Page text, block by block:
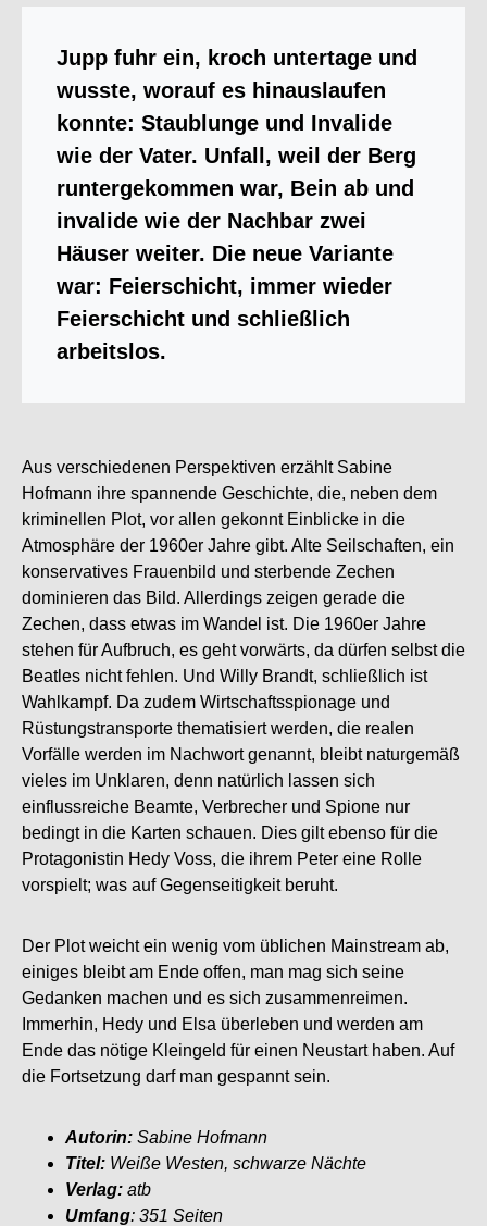
Jupp fuhr ein, kroch untertage und
wusste, worauf es hinauslaufen
konnte: Staublunge und Invalide
wie der Vater. Unfall, weil der Berg
runtergekommen war, Bein ab und
invalide wie der Nachbar zwei
Häuser weiter. Die neue Variante
war: Feierschicht, immer wieder
Feierschicht und schließlich
arbeitslos.
Aus verschiedenen Perspektiven erzählt Sabine
Hofmann ihre spannende Geschichte, die, neben dem
kriminellen Plot, vor allen gekonnt Einblicke in die
Atmosphäre der 1960er Jahre gibt. Alte Seilschaften, ein
konservatives Frauenbild und sterbende Zechen
dominieren das Bild. Allerdings zeigen gerade die
Zechen, dass etwas im Wandel ist. Die 1960er Jahre
stehen für Aufbruch, es geht vorwärts, da dürfen selbst die
Beatles nicht fehlen. Und Willy Brandt, schließlich ist
Wahlkampf. Da zudem Wirtschaftsspionage und
Rüstungstransporte thematisiert werden, die realen
Vorfälle werden im Nachwort genannt, bleibt naturgemäß
vieles im Unklaren, denn natürlich lassen sich
einflussreiche Beamte, Verbrecher und Spione nur
bedingt in die Karten schauen. Dies gilt ebenso für die
Protagonistin Hedy Voss, die ihrem Peter eine Rolle
vorspielt; was auf Gegenseitigkeit beruht.
Der Plot weicht ein wenig vom üblichen Mainstream ab,
einiges bleibt am Ende offen, man mag sich seine
Gedanken machen und es sich zusammenreimen.
Immerhin, Hedy und Elsa überleben und werden am
Ende das nötige Kleingeld für einen Neustart haben. Auf
die Fortsetzung darf man gespannt sein.
Autorin: Sabine Hofmann
Titel: Weiße Westen, schwarze Nächte
Verlag: atb
Umfang: 351 Seiten